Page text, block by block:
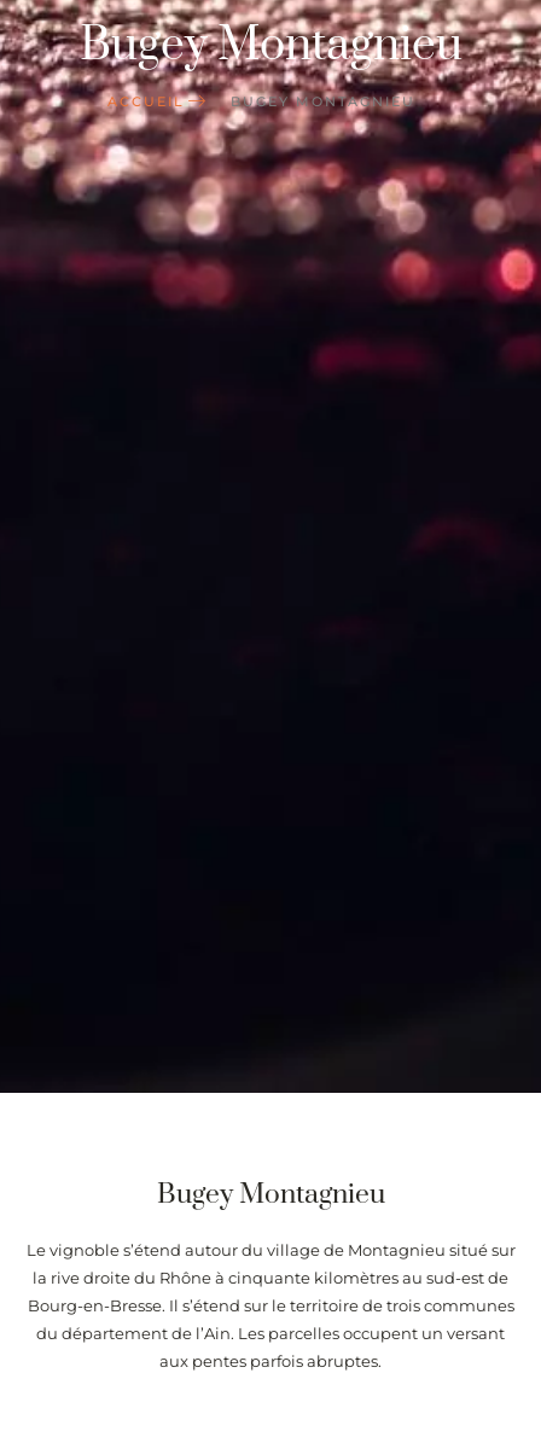
Bugey Montagnieu
ACCUEIL BUGEY MONTAGNIEU
Bugey Montagnieu
Le vignoble s’étend autour du village de Montagnieu situé sur
la rive droite du Rhône à cinquante kilomètres au sud-est de
Bourg-en-Bresse. Il s’étend sur le territoire de trois communes
du département de l’Ain. Les parcelles occupent un versant
aux pentes parfois abruptes.